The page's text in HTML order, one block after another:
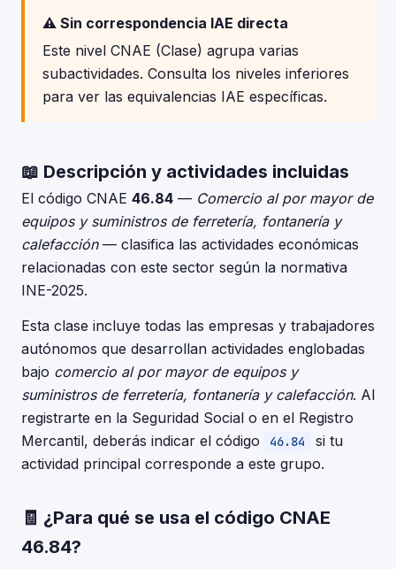
⚠️ Sin correspondencia IAE directa
Este nivel CNAE (Clase) agrupa varias
subactividades. Consulta los niveles inferiores
para ver las equivalencias IAE específicas.
📖 Descripción y actividades incluidas
El código CNAE 46.84 — Comercio al por mayor de
equipos y suministros de ferretería, fontanería y
calefacción— clasifica las actividades económicas
relacionadas con este sector según la normativa
INE-2025.
Esta clase incluye todas las empresas y trabajadores
autónomos que desarrollan actividades englobadas
bajo comercio al por mayor de equipos y
suministros de ferretería, fontanería y calefacción. Al
registrarte en la Seguridad Social o en el Registro
Mercantil, deberás indicar el código
46.84
si tu
actividad principal corresponde a este grupo.
🧾 ¿Para qué se usa el código CNAE
46.84?